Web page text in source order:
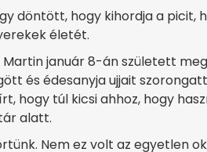
döntött, hogy kihordja a picit,
életét.
január 8-án született
és édesanyja ujjait
hogy túl kicsi ahhoz, hogy
alatt.
Nem ez volt az egyetlen